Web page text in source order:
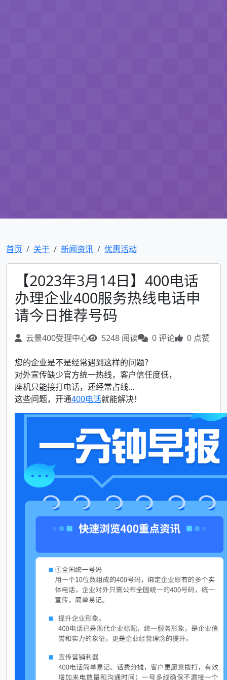
首页 关于 新闻资讯 优惠活动
【2023年3月14日】400电话
办理企业400服务热线电话申
请今日推荐号码
云景400受理中心 5248 阅读 0 评论 0 点赞
您的企业是不是经常遇到这样的问题？
对外宣传缺少官方统一热线，客户信任度低，
座机只能接打电话，还经常占线…
这些问题，开通400电话就能解决！